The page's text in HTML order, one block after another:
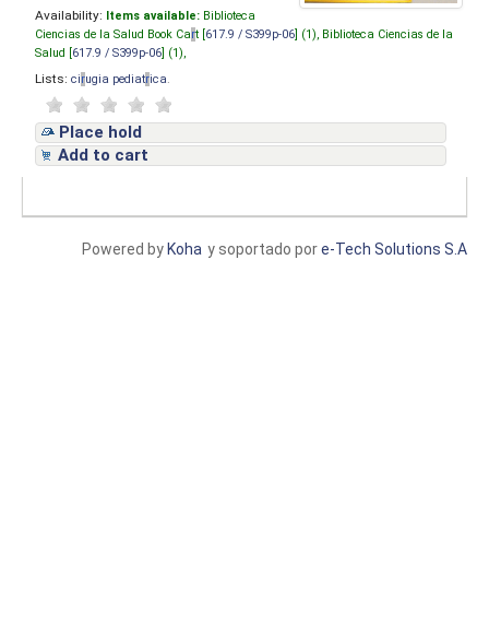
Availability: Items available: Biblioteca
Ciencias de la Salud Book Cart [ 617.9 / S399p-06 ] (1), Biblioteca Ciencias de la
Salud [ 617.9 / S399p-06 ] (1),
Lists: cirugia pediatrica
Place hold
Add to cart
y soportado pore-Tech Solutions S.A
Powered by Koha